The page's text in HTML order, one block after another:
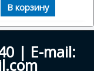
В корзину
| E-mail: